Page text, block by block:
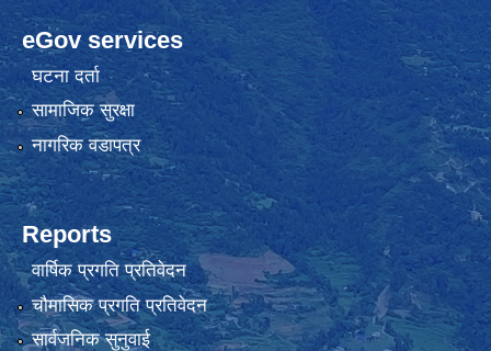
eGov services
घटना दर्ता
सामाजिक सुरक्षा
नागरिक वडापत्र
Reports
वार्षिक प्रगति प्रतिवेदन
चौमासिक प्रगति प्रतिवेदन
सार्वजनिक सुनुवाई